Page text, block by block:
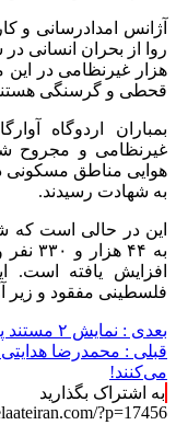
آژانس امدادرسانی و
هزار غیرنظامی در این
قحطی و گرسنگی
بمباران اردوگاه
غیرنظامی و مجروح
به شهادت رسیدند.
این در حالی است که
فلسطینی مفقود و زیر
بعدی : نمایش ۲ مستند پرتره از ۲ نقاش معاصر در موزه سینما
قبلی : محمدرضا
می‌کنند!
به اشتراک بگذارید
?p=17456